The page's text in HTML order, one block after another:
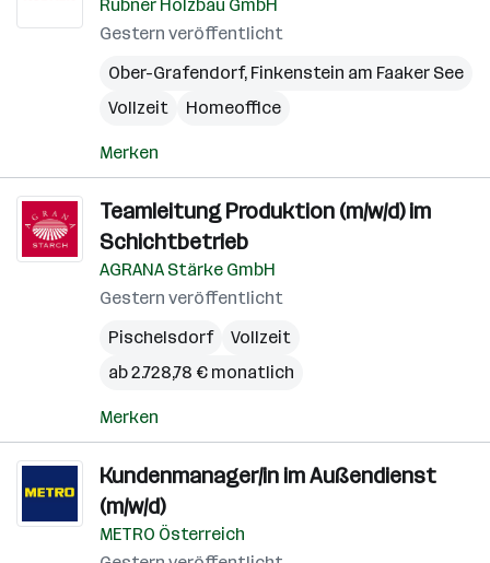
Rubner Holzbau GmbH
Gestern veröffentlicht
Ober-Grafendorf, Finkenstein am Faaker See
Vollzeit
Homeoffice
Merken
Teamleitung Produktion (m/w/d) im
Schichtbetrieb
AGRANA Stärke GmbH
Gestern veröffentlicht
Pischelsdorf
Vollzeit
ab 2.728,78 € monatlich
Merken
Kundenmanager/in im Außendienst
(m/w/d)
METRO Österreich